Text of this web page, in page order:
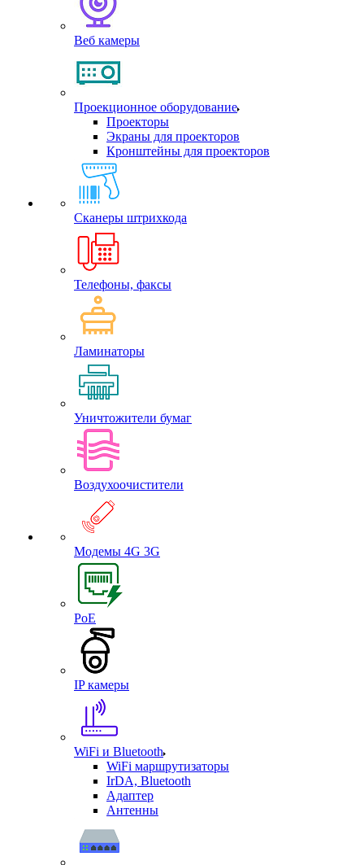
Веб камеры
Проекционное оборудование
Проекторы
Экраны для проекторов
Кронштейны для проекторов
Сканеры штрихкода
Телефоны, факсы
Ламинаторы
Уничтожители бумаг
Воздухоочистители
Модемы 4G 3G
PoE
IP камеры
WiFi и Bluetooth
WiFi маршрутизаторы
IrDA, Bluetooth
Адаптер
Антенны